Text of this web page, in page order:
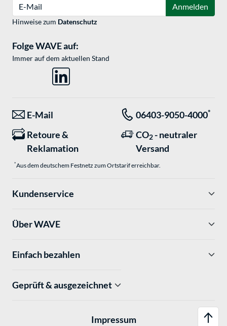
Anmelden
Hinweise zum Datenschutz
Folge WAVE auf:
Immer auf dem aktuellen Stand
E-Mail 06403-9050-4000*
Retoure &
Reklamation
CO2 - neutraler
Versand
*Aus dem deutschem Festnetz zum Ortstarif erreichbar.
Kundenservice
Über WAVE
Einfach bezahlen
Geprüft & ausgezeichnet
Impressum